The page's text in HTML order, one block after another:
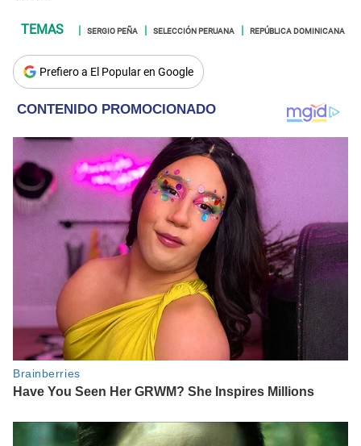
SERGIO PEÑA SELECCIÓN PERUANA REPÚBLICA DOMINICANA
Prefiero a El Popular en Google